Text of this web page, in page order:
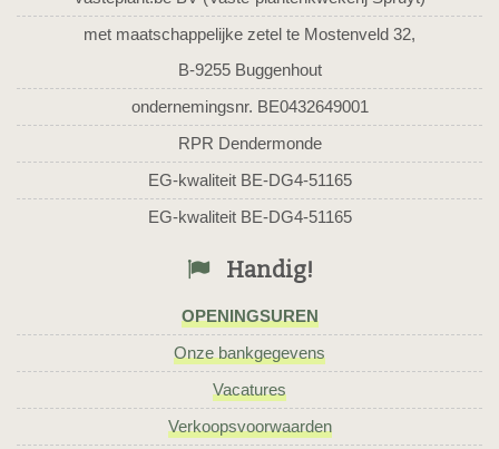
met maatschappelijke zetel te Mostenveld 32,
B-9255 Buggenhout
ondernemingsnr. BE0432649001
RPR Dendermonde
EG-kwaliteit BE-DG4-51165
EG-kwaliteit BE-DG4-51165
Handig!
OPENINGSUREN
Onze bankgegevens
Vacatures
Verkoopsvoorwaarden